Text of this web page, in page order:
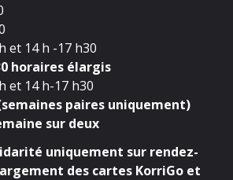
et 14 h -17 h30
horaires élargis
et 14 h-17 h30
paires uniquement)
sur deux
uniquement sur rendez-
des cartes KorriGo et